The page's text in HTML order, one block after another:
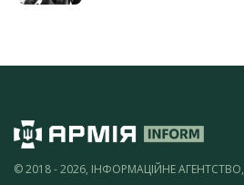
© 2018 - 2026, ІНФОРМАЦІЙНЕ АГЕНТСТВО,